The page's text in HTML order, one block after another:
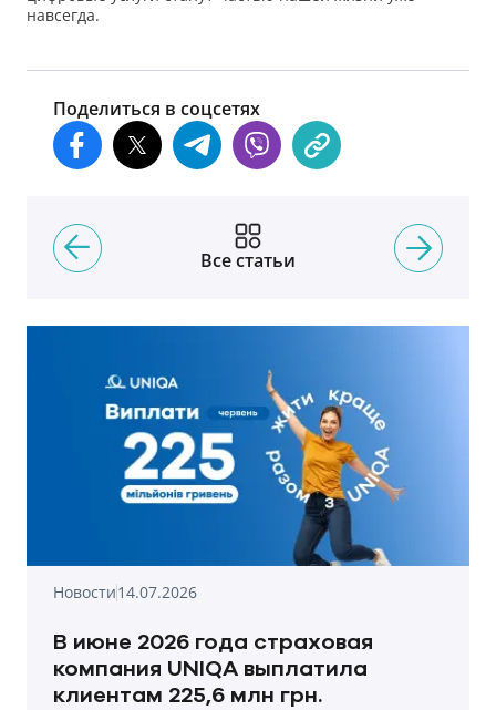
навсегда.
Поделиться в соцсетях
Все статьи
Новости14.07.2026
В июне 2026 года страховая
компания UNIQA выплатила
клиентам 225,6 млн грн.